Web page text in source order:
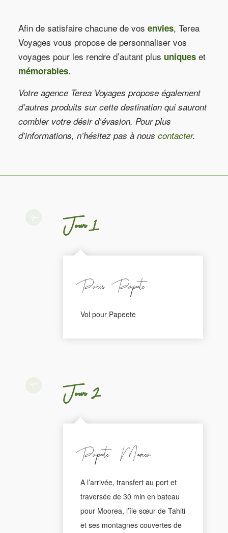
Afin de satisfaire chacune de vos envies, Terea
Voyages vous propose de personnaliser vos
voyages pour les rendre d’autant plus uniqueset
mémorables.
Votre agence Terea Voyages propose également
d’autres produits sur cette destination qui sauront
combler votre désir d’évasion. Pour plus
d’informations, n’hésitez pas à nous contacter.
Jour 1
Paris - Papeete
Vol pour Papeete
Jour 2
Papeete / Moorea
A l’arrivée, transfert au port et
traversée de 30 min en bateau
pour Moorea, l’île sœur de Tahiti
et ses montagnes couvertes de